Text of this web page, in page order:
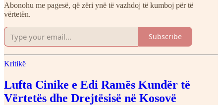
Abonohu me pagesë, që zëri ynë të vazhdoj të kumboj për të
vërtetën.
Subscribe
Kritikë
Lufta Cinike e Edi Ramës Kundër të
Vërtetës dhe Drejtësisë në Kosovë